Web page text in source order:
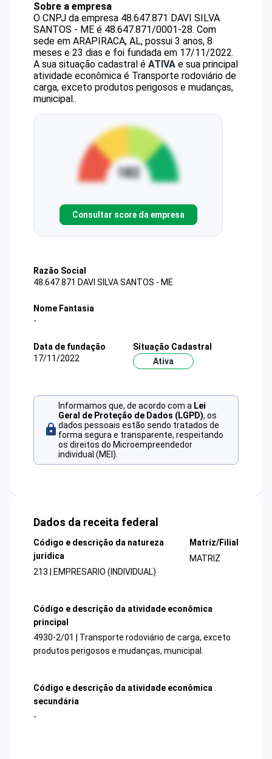
Sobre a empresa
O CNPJ da empresa 48.647.871 DAVI SILVA
SANTOS - ME é 48.647.871/0001-28. Com
sede em ARAPIRACA, AL, possui 3 anos, 8
meses e 23 dias e foi fundada em 17/11/2022.
A sua situação cadastral é ATIVA e sua principal
atividade econômica é Transporte rodoviário de
carga, exceto produtos perigosos e mudanças,
municipal..
Consultar score da empresa
Razão Social
48.647.871 DAVI SILVA SANTOS - ME
Nome Fantasia
-
Data de fundação
17/11/2022
Situação Cadastral
Ativa
Informamos que, de acordo com a Lei
Geral de Proteção de Dados (LGPD), os
dados pessoais estão sendo tratados de
forma segura e transparente, respeitando
os direitos do Microempreendedor
individual (MEI).
Dados da receita federal
Código e descrição da natureza
jurídica
213 | EMPRESARIO (INDIVIDUAL)
Matriz/Filial
MATRIZ
Código e descrição da atividade econômica
principal
4930-2/01 | Transporte rodoviário de carga, exceto
produtos perigosos e mudanças, municipal.
Código e descrição da atividade econômica
secundária
-